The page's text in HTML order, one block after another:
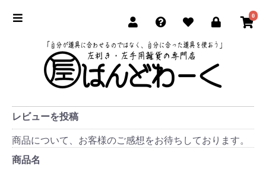
0
レビューを投稿
商品について、お客様のご感想をお待ちしております。
商品名